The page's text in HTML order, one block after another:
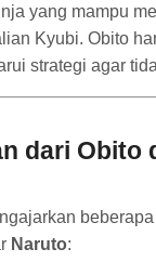
yang mampu
Kyubi. Obito
strategi agar
dari Obito
Naruto: